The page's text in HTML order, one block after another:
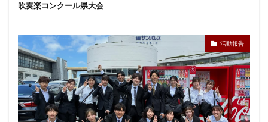
吹奏楽コンクール県大会
活動報告